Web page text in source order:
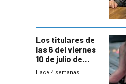
Los titulares de
las 6 del viernes
10 de julio de
2026
Hace 4 semanas